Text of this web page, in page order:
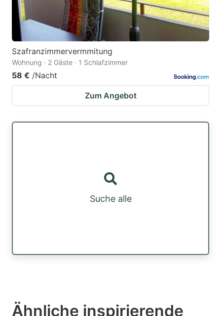
Szafranzimmervermmitung
Wohnung · 2 Gäste · 1 Schlafzimmer
58 € /Nacht
Zum Angebot
Suche alle
Ähnliche inspirierende